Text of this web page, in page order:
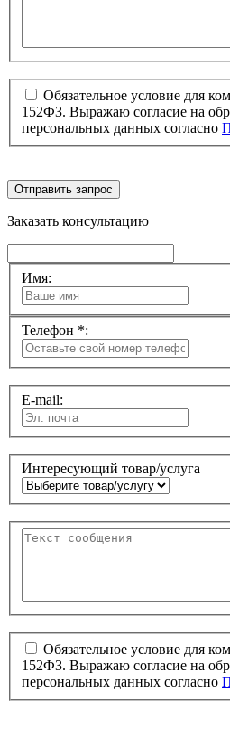
Обязательное условие для
152ФЗ. Выражаю согласие на
персональных данных согласно
Отправить запрос
Заказать консультацию
Имя:
Телефон *:
E-mail:
Интересующий товар/услуга
Обязательное условие для
152ФЗ. Выражаю согласие на
персональных данных согласно